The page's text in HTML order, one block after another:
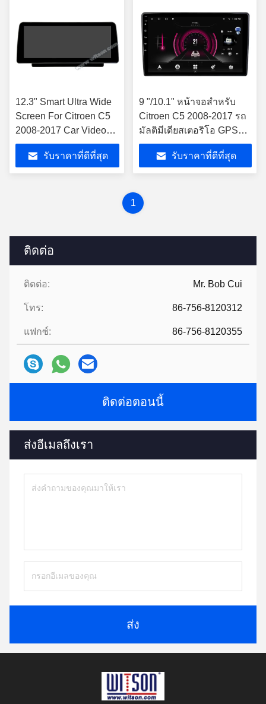
ติดต่อ
ติดต่อ: Mr. Bob Cui
โทร: 86-756-8120312
แฟกซ์: 86-756-8120355
ติดต่อตอนนี้
ส่งอีเมลถึงเรา
ส่ง
12.3" Smart Ultra Wide
Screen For Citroen C5
2008-2017 Car Video
Touch QLED มัลติมีเดีย ส
เตเรีย เพลย์รับราคาที่ดีที่สุด
9 "/10.1" หน้าจอสำหรับ
Citroen C5 2008-2017 รถ
มัลติมีเดียสเตอริโอ GPS
CarPlay Player
รับราคาที่ดีที่สุด
1